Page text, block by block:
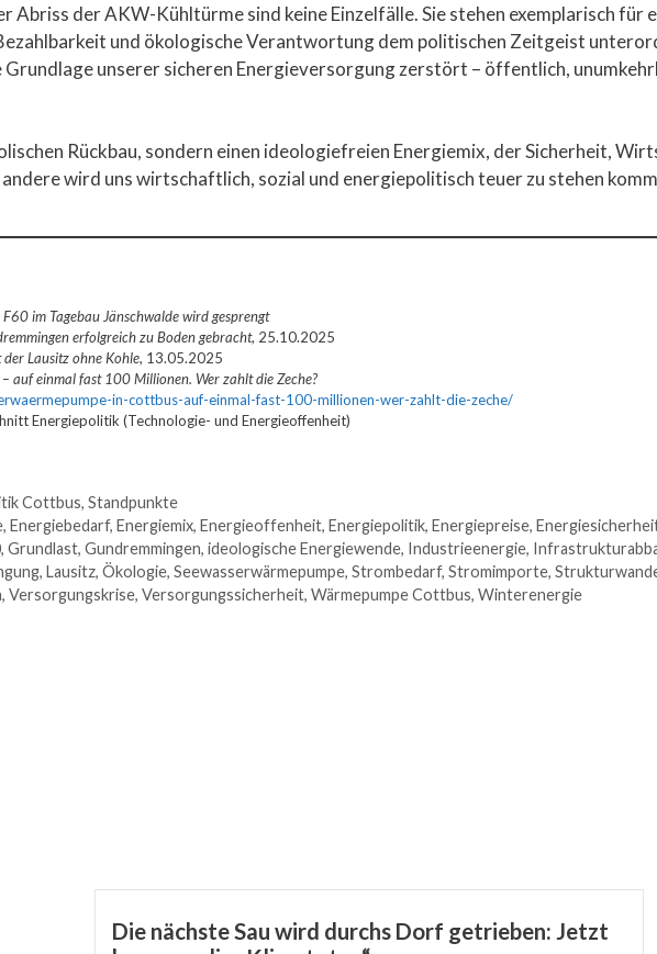
Abriss der AKW-Kühltürme sind keine Einzelfälle. Sie stehen exemplarisch für
und ökologische Verantwortung dem politischen Zeitgeist
unserer sicheren Energieversorgung zerstört – öffentlich,
Rückbau, sondern einen ideologiefreien Energiemix, der Sicherheit,
wird uns wirtschaftlich, sozial und energiepolitisch teuer zu stehen
im Tagebau Jänschwalde wird gesprengt
erfolgreich zu Boden gebracht, 25.10.2025
Lausitz ohne Kohle, 13.05.2025
auf einmal fast 100 Millionen. Wer zahlt die Zeche?
in-cottbus-auf-einmal-fast-100-millionen-wer-zahlt-die-zeche/
Energiepolitik (Technologie- und Energieoffenheit)
Cottbus, Standpunkte
, Energiebedarf, Energiemix, Energieoffenheit, Energiepolitik, Energiepreise,
, Grundlast, Gundremmingen, ideologische Energiewende, Industrieenergie,
, Lausitz, Ökologie, Seewasserwärmepumpe, Strombedarf, Stromimporte,
, Versorgungskrise, Versorgungssicherheit, Wärmepumpe Cottbus, Winterenergie
Die nächste Sau wird durchs Dorf getrieben: Jetzt